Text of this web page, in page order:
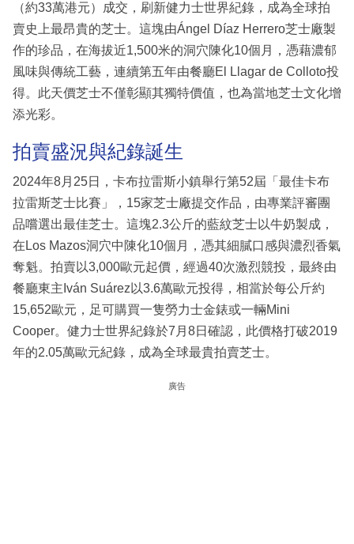
（約33萬港元）成交，刷新健力士世界紀錄，成為全球拍
賣史上最昂貴的芝士。這塊由Ángel Díaz Herrero芝士廠製
作的珍品，在海拔近1,500米的洞穴陳化10個月，憑藉濃郁
風味與傳統工藝，連續第五年由餐廳El Llagar de Colloto投
得。此天價芝士不僅彰顯其獨特價值，也為當地芝士文化增
添光彩。
拍賣盛況與紀錄誕生
2024年8月25日，卡布拉雷斯小鎮舉行第52屆「最佳卡布
拉雷斯芝士比賽」，15家芝士廠提交作品，由專業評審團
品嚐選出最佳芝士。這塊2.3公斤的藍紋芝士以牛奶製成，
在Los Mazos洞穴中陳化10個月，憑其細膩口感與濃烈香氣
奪魁。拍賣以3,000歐元起價，經過40次激烈競投，最終由
餐廳東主Iván Suárez以3.6萬歐元投得，相當於每公斤約
15,652歐元，足可購買一隻勞力士金錶或一輛Mini
Cooper。健力士世界紀錄於7月8日確認，此價格打破2019
年的2.05萬歐元紀錄，成為全球最貴拍賣芝士。
廣告